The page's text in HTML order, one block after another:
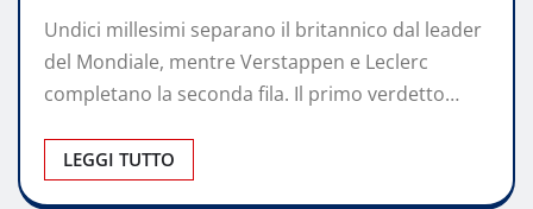
Undici millesimi separano il britannico dal leader
del Mondiale, mentre Verstappen e Leclerc
completano la seconda fila. Il primo verdetto…
LEGGI TUTTO